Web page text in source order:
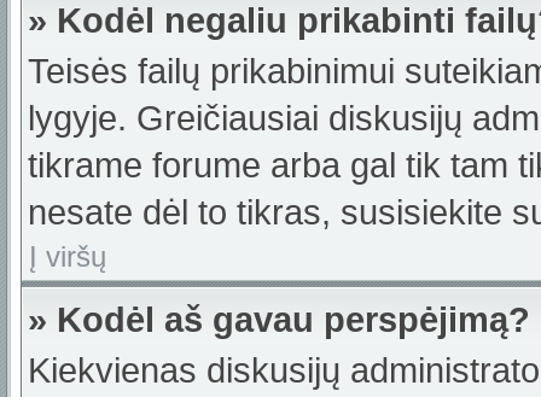
» Kodėl negaliu prikabinti
Teisės failų prikabinimui
lygyje. Greičiausiai diskusijų
tikrame forume arba gal tik tam
nesate dėl to tikras, susisiekite
Į viršų
» Kodėl aš gavau perspėjimą?
Kiekvienas diskusijų